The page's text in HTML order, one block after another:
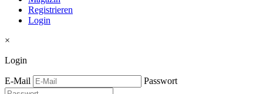
Registrieren
Login
×
Login
E-Mail Passwort